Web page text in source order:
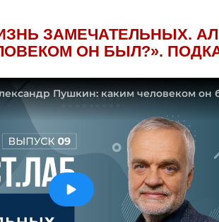
ЗАМЕЧАТЕЛЬНЫХ.
ОН БЫЛ?».